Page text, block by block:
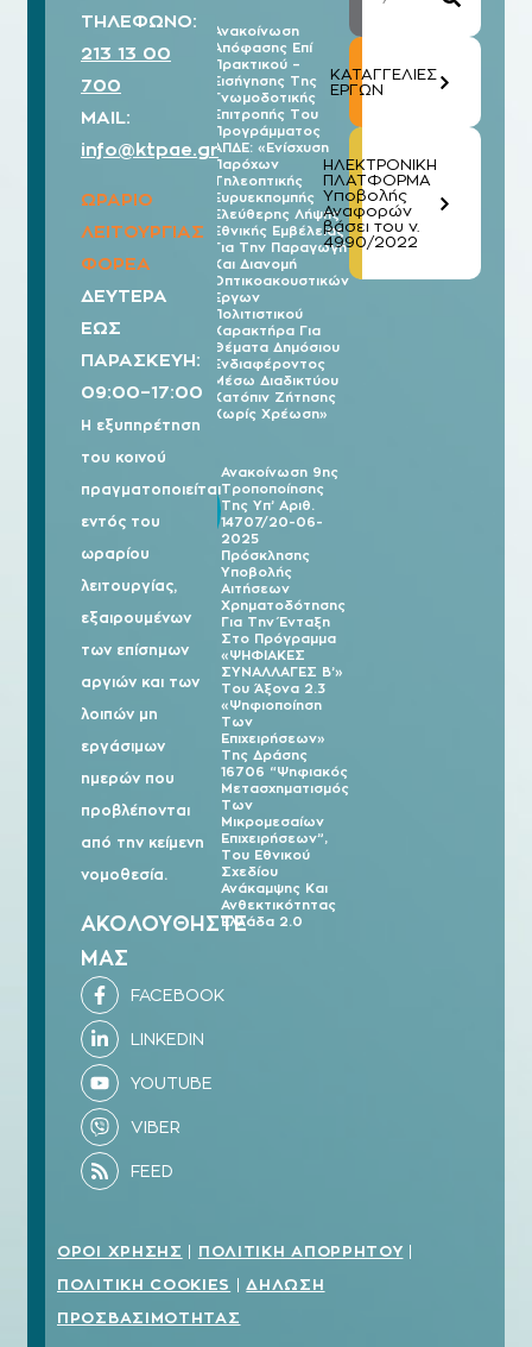
ΤΗΛΕΦΩΝΟ:
213 13 00
700
MAIL:
info@ktpae.gr
ΩΡΑΡΙΟ
ΛΕΙΤΟΥΡΓΙΑΣ
ΦΟΡΕΑ
ΔΕΥΤΕΡΑ
ΕΩΣ
ΠΑΡΑΣΚΕΥΗ:
09:00–17:00
Η εξυπηρέτηση
του κοινού
πραγματοποιείται
εντός του
ωραρίου
λειτουργίας,
εξαιρουμένων
των επίσημων
αργιών και των
λοιπών μη
εργάσιμων
ημερών που
προβλέπονται
από την κείμενη
νομοθεσία.
ΑΚΟΛΟΥΘΗΣΤΕ
ΜΑΣ
Ανακοίνωση
Απόφασης Επί
Πρακτικού –
Εισήγησης Της
Γνωμοδοτικής
Επιτροπής Του
Προγράμματος
ΑΠΔΕ: «Ενίσχυση
Παρόχων
Τηλεοπτικής
Ευρυεκπομπής
Ελεύθερης Λήψης
Εθνικής Εμβέλειας
Για Την Παραγωγή
Και Διανομή
Οπτικοακουστικών
Έργων
Πολιτιστικού
Χαρακτήρα Για
Θέματα Δημόσιου
Ενδιαφέροντος
Μέσω Διαδικτύου
Κατόπιν Ζήτησης
Χωρίς Χρέωση»
03/08
Ανακοίνωση 9ης
Τροποποίησης
Της Υπ’ Αριθ.
14707/20-06-
2025
Πρόσκλησης
Υποβολής
Αιτήσεων
Χρηματοδότησης
Για Την Ένταξη
Στο Πρόγραμμα
«ΨΗΦΙΑΚΕΣ
ΣΥΝΑΛΛΑΓΕΣ Β’»
Του Άξονα 2.3
«Ψηφιοποίηση
Των
Επιχειρήσεων»
Της Δράσης
16706 “Ψηφιακός
Μετασχηματισμός
Των
Μικρομεσαίων
Επιχειρήσεων”,
Του Εθνικού
Σχεδίου
Ανάκαμψης Και
Ανθεκτικότητας
Ελλάδα 2.0
03/08
2026
ΚΑΤΑΓΓΕΛΙΕΣ
ΕΡΓΩΝ
ΗΛΕΚΤΡΟΝΙΚΗ
ΠΛΑΤΦΟΡΜΑ
Υποβολής
Αναφορών
βάσει του ν.
4990/2022
ΟΡΟΙ ΧΡΗΣΗΣ ΠΟΛΙΤΙΚΗ ΑΠΟΡΡΗΤΟΥ
ΠΟΛΙΤΙΚΗ COOKIES
ΔΗΛΩΣΗ
ΠΡΟΣΒΑΣΙΜΟΤΗΤΑΣ